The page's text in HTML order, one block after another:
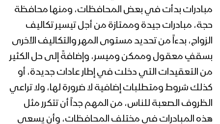
مبادرات بدأت في بعض المحافظات، ومنها محافظة
حجة، مبادرات جيدة وممتازة من أجل تيسير تكاليف
الزواج، بدءاً من تحديد مستوى المهر والتكاليف الأخرى
بسقفٍ معقول وممكن وميسر، وإضافةً إلى حل الكثير
من التعقيدات التي دخلت في إطار عادات جديدة، أو
كذلك شروط ومتطلبات إضافية لا ضرورة لها، ولا تراعي
الظروف الصعبة للناس، من المهم جداً أن تتكرر مثل
هذه المبادرات في مختلف المحافظات، وأن يسعى